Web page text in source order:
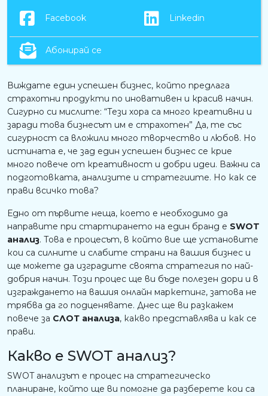
Facebook Linkedin
Абонирай се
Виждате един успешен бизнес, който предлага
страхотни продукти по иновативен и красив начин.
Сигурно си мислите: “Тези хора са много креативни и
заради това бизнесът им е страхотен” Да, те със
сигурност са вложили много творчество и любов. Но
истината е, че зад един успешен бизнес се крие
много повече от креативност и добри идеи. Важни са
подготовката, анализите и стратегиите. Но как се
прави всичко това?
Едно от първите неща, което е необходимо да
направите при стартирането на един бранд е SWOT
анализ. Това е процесът, в който вие ще установите
кои са силните и слабите страни на вашия бизнес и
ще можете да изградите своята стратегия по най-
добрия начин. Този процес ще ви бъде полезен дори и в
изграждането на вашия онлайн маркетинг, затова не
трябва да го подценявате. Днес ще ви разкажем
повече за СЛОТ анализа, какво представлява и как се
прави.
Какво е SWOT анализ?
SWOT анализът е процес на стратегическо
планиране, който ще ви помогне да разберете кои са